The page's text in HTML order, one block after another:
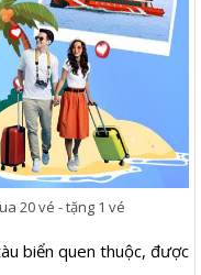
20 vé - tặng 1 vé
biển quen thuộc, được